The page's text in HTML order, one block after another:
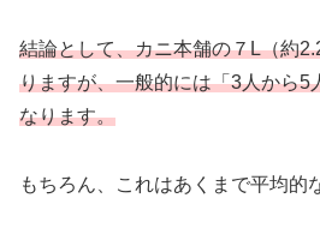
結論として、カニ本舗の７L（約
りますが、一般的には「3人から5
なります。
もちろん、これはあくまで平均的